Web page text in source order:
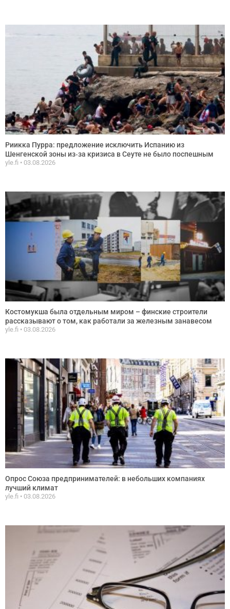
Риикка Пурра: предложение исключить Испанию из
Шенгенской зоны из‑за кризиса в Сеуте не было поспешным
yle.fi 03.08.2026
Костомукша была отдельным миром – финские строители
рассказывают о том, как работали за железным занавесом
yle.fi 03.08.2026
Опрос Союза предпринимателей: в небольших компаниях
лучший климат
yle.fi 03.08.2026